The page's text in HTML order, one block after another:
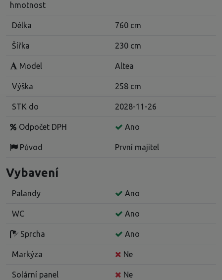
hmotnost
Délka 760 cm
Šířka 230 cm
Model Altea
Výška 258 cm
STK do 2028-11-26
Odpočet DPH Ano
Původ První majitel
Vybavení
Palandy Ano
WC Ano
Sprcha Ano
Markýza Ne
Solární panel Ne